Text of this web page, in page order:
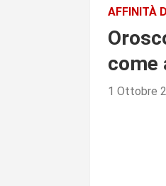
AFFINITÀ
come
1 Ottobre